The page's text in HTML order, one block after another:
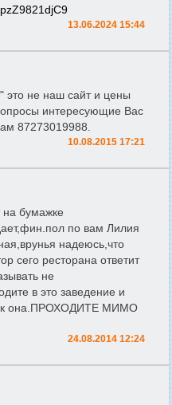
13.06.2024 15:44
это не наш сайт и цены
интересующие Вас
87273019988.
10.08.2015 17:21
на бумажке
по вам Лилия
надеюсь,что
сего ресторана ответит
не
в это заведение и
она.ПРОХОДИТЕ МИМО
24.08.2014 12:24